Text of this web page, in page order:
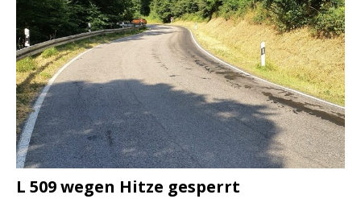
L 509 wegen Hitze gesperrt